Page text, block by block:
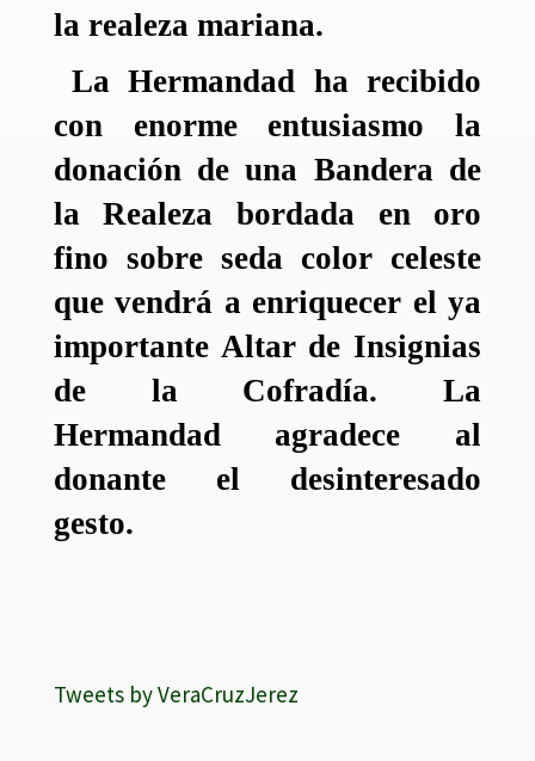
la realeza mariana.
La Hermandad ha recibido
con enorme entusiasmo la
donación de una Bandera de
la Realeza bordada en oro
fino sobre seda color celeste
que vendrá a enriquecer el ya
importante Altar de Insignias
de la Cofradía. La
Hermandad agradece al
donante el desinteresado
gesto.
Tweets by VeraCruzJerez